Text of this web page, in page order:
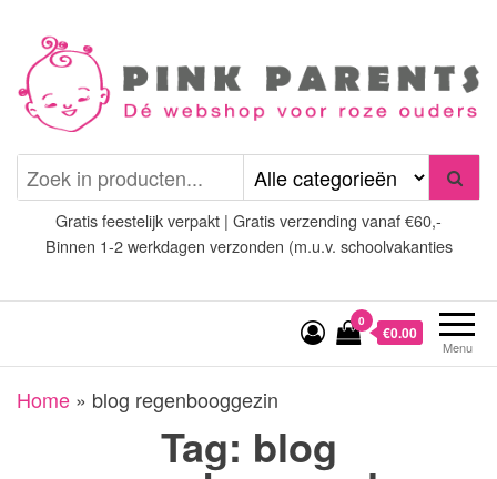
inhoud
Pink Parents
(wens)ouders
Gratis feestelijk verpakt | Gratis verzending vanaf €60,-
Binnen 1-2 werkdagen verzonden (m.u.v. schoolvakanties
Menu
0
€0.00
Home » blog regenbooggezin
Tag: blog